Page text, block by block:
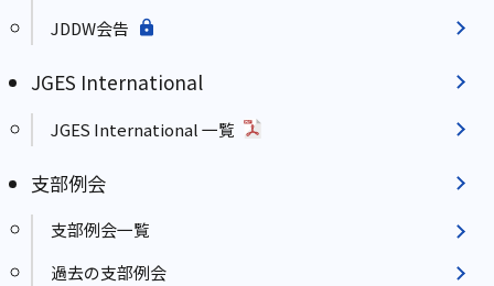
JDDW会告
JGES International
JGES International 一覧
支部例会
支部例会一覧
過去の支部例会